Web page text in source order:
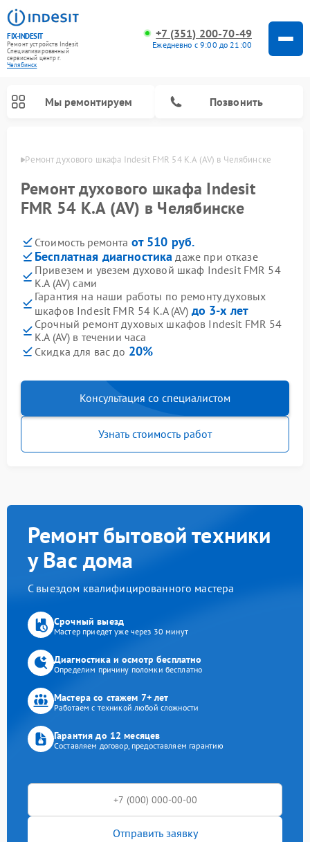
FIX-INDESIT
Ремонт устройств Indesit
Специализированный
cервисный центр г.
Челябинск
+7 (351) 200-70-49
Ежедневно с 9:00 до 21:00
Мы ремонтируем Позвонить
Ремонт духового шкафа Indesit FMR 54 K.A (AV) в Челябинске
Ремонт духового шкафа Indesit
FMR 54 K.A (AV) в Челябинске
Стоимость ремонта от 510 руб.
Бесплатная диагностика даже при отказе
Привезем и увезем духовой шкаф Indesit FMR 54
K.A (AV) сами
Гарантия на наши работы по ремонту духовых
шкафов Indesit FMR 54 K.A (AV) до 3-х лет
Срочный ремонт духовых шкафов Indesit FMR 54
K.A (AV) в течении часа
Скидка для вас до 20%
Консультация со специалистом
Узнать стоимость работ
Ремонт бытовой техники
у Вас дома
С выездом квалифицированного мастера
Срочный выезд
Мастер приедет уже через 30 минут
Диагностика и осмотр бесплатно
Определим причину поломки бесплатно
Мастера со стажем 7+ лет
Работаем с техникой любой сложности
Гарантия до 12 месяцев
Составляем договор, предоставляем гарантию
Отправить заявку